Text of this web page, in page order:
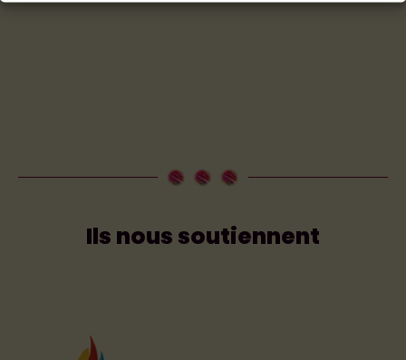
Ils nous soutiennent